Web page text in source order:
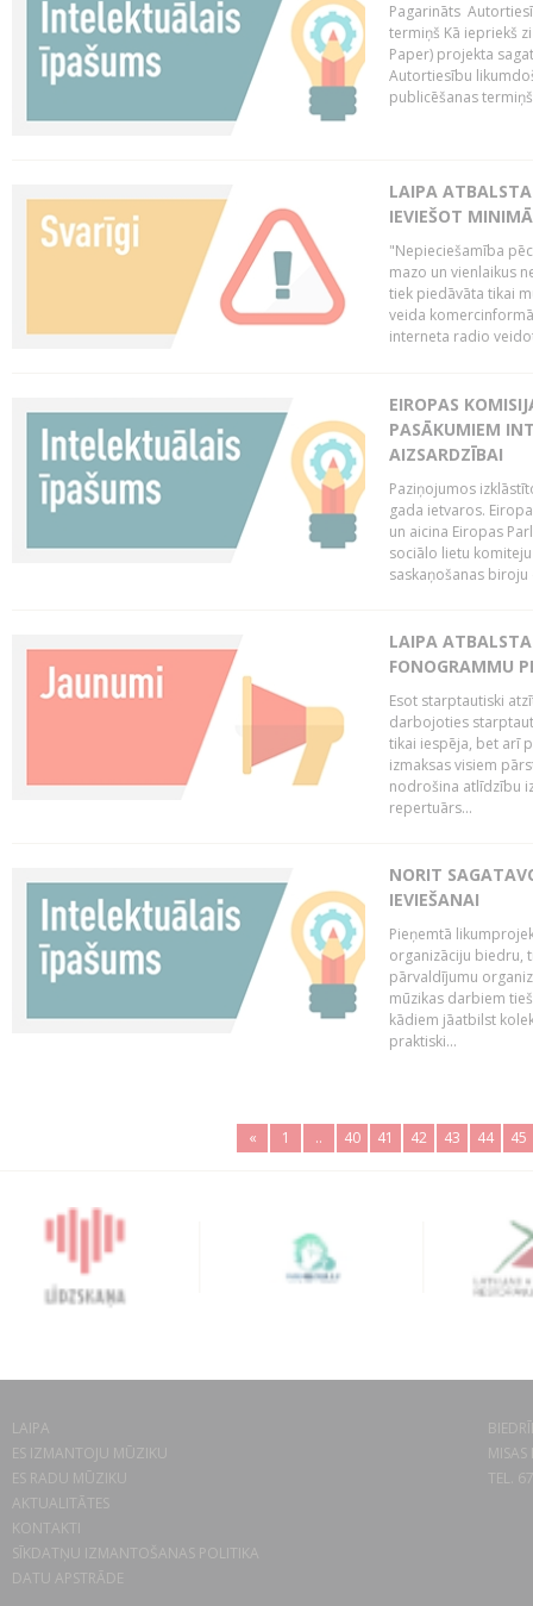
Pagarināts
termiņš Kā iepriekš
Paper) projekta
Autortiesību
publicēšanas
LAIPA
IEVIEŠOT
"Nepieciešamība
mazo un vienlaikus
tiek piedāvāta tikai
veida
interneta radio
EIROPAS
PASĀKUMIEM
AIZSARDZĪBAI
Paziņojumos
gada ietvaros.
un aicina Eiropas
sociālo lietu
saskaņošanas biroju
LAIPA
FONOGRAMMU
Esot starptautiski
darbojoties
tikai iespēja, bet arī
izmaksas visiem
nodrošina atlīdzību
repertuārs...
NORIT
IEVIEŠANAI
Pieņemtā
organizāciju biedru,
pārvaldījumu
mūzikas darbiem
kādiem jāatbilst
praktiski...
« 1 .. 40 41 42 43 44 45
LAIPA
ES IZMANTOJU MŪZIKU
ES RADU MŪZIKU
AKTUALITĀTES
KONTAKTI
SĪKDATŅU IZMANTOŠANAS POLITIKA
DATU APSTRĀDE
TEL.